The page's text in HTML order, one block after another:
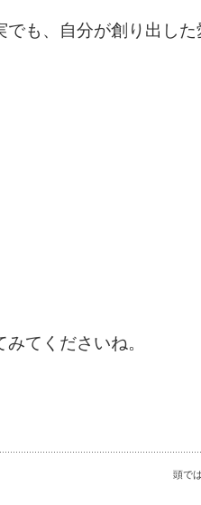
も、自分が創り出した
てくださいね。
頭で